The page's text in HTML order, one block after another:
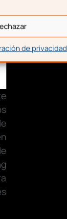
de privacidad